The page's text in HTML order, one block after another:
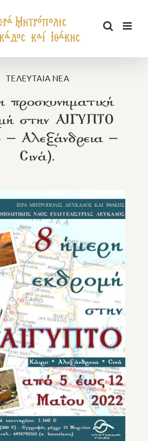
ΤΕΛΕΥΤΑΙΑ ΝΕΑ
προσκυνηματική
στην ΑΙΓΥΠΤΟ
– Αλεξάνδρεια –
Σινά).